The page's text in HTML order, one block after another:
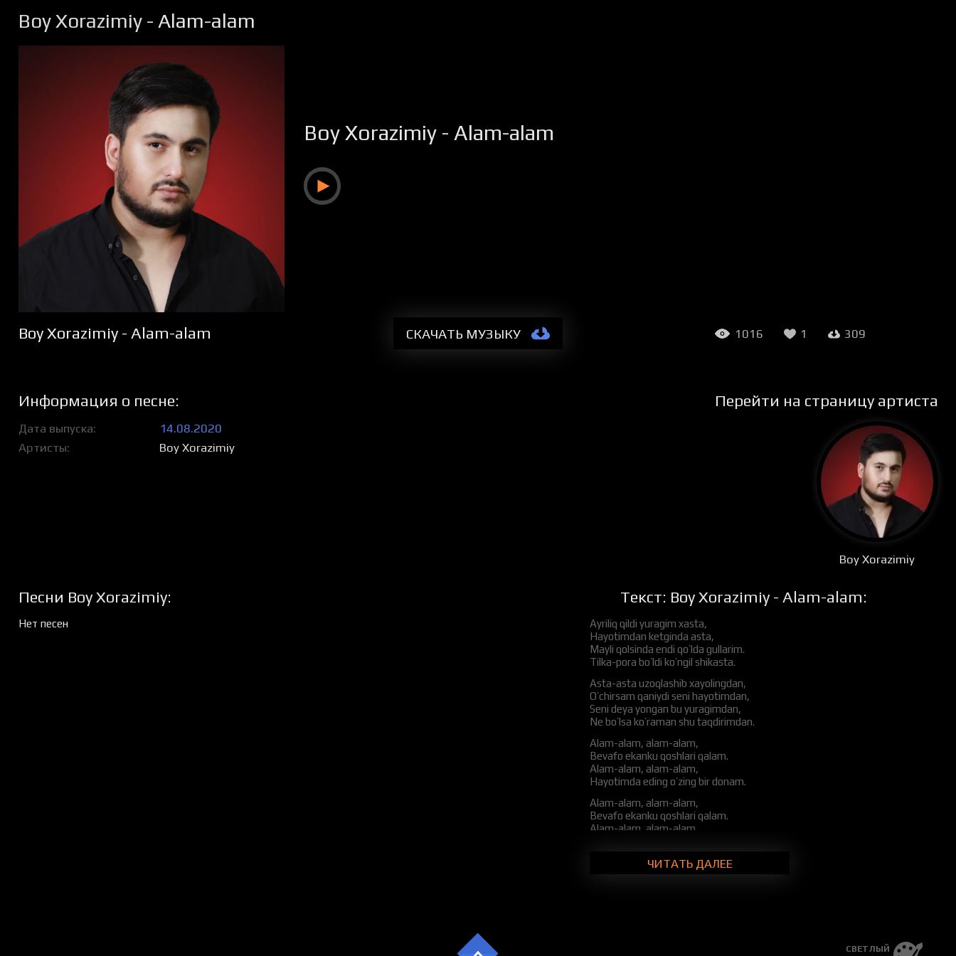
Boy Xorazimiy- Alam-alam
Boy Xorazimiy - Alam-alam
Boy Xorazimiy - Alam-alam СКАЧАТЬ МУЗЫКУ 1016 1 309
Информация о песне:
Дата выпуска
14.08.2020
Артисты
Boy Xorazimiy
Перейти на страницу артиста
Boy Xorazimiy
Песни Boy Xorazimiy:
Нет песен
Текст: Boy Xorazimiy - Alam-alam:
Ayriliq qildi yuragim xasta,
Hayotimdan ketginda asta,
Mayli qolsinda endi qo’lda gullarim.
Tilka-pora bo’ldi ko’ngil shikasta.
Asta-asta uzoqlashib xayolingdan,
O’chirsam qaniydi seni hayotimdan,
Seni deya yongan bu yuragimdan,
Ne bo’lsa ko’raman shu taqdirimdan.
Alam-alam, alam-alam,
Bevafo ekanku qoshlari qalam.
Alam-alam, alam-alam,
Hayotimda eding o’zing bir donam.
Alam-alam, alam-alam,
Bevafo ekanku qoshlari qalam.
Alam-alam, alam-alam,
Hayotimning eding bo’lagi,
ЧИТАТЬ ДАЛЕЕ
СВЕТЛЫЙ